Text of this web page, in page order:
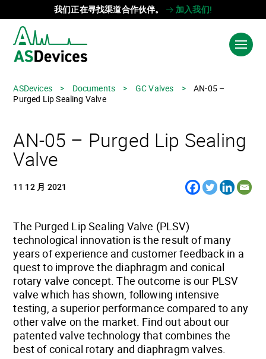
我们正在寻找渠道合作伙伴。 加入我们!
Language: EN
工业
联系我们
ASDevices > Documents > GC Valves >
AN-05 –
Purged Lip Sealing Valve
AN-05 – Purged Lip Sealing
Valve
11 12 月 2021
The Purged Lip Sealing Valve (PLSV)
technological innovation is the result of many
years of experience and customer feedback in a
quest to improve the diaphragm and conical
rotary valve concept. The outcome is our PLSV
valve which has shown, following intensive
testing, a superior performance compared to any
other valve on the market. Find out about our
patented valve technology that combines the
best of conical rotary and diaphragm valves.